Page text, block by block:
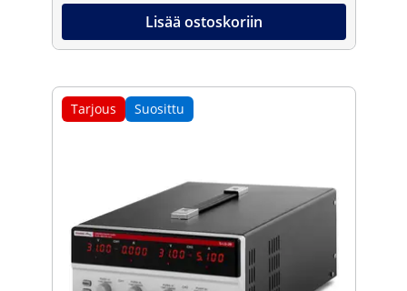
Lisää ostoskoriin
Tarjous Suosittu